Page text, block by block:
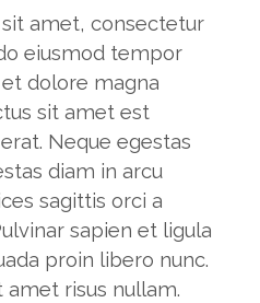
amet, consectetur
eiusmod tempor
dolore magna
sit amet est
Neque egestas
diam in arcu
sagittis orci a
sapien et ligula
proin libero nunc.
risus nullam.